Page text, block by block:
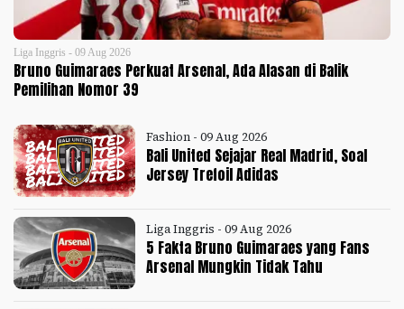
Liga Inggris - 09 Aug 2026
Bruno Guimaraes Perkuat Arsenal, Ada Alasan di Balik
Pemilihan Nomor 39
Fashion - 09 Aug 2026
Bali United Sejajar Real Madrid, Soal
Jersey Trefoil Adidas
Liga Inggris - 09 Aug 2026
5 Fakta Bruno Guimaraes yang Fans
Arsenal Mungkin Tidak Tahu